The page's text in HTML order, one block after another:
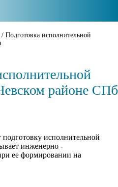
/ Подготовка исполнительной
районе СПб
исполнительной
инженерно -
ее формировании на